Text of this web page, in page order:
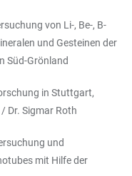
von Li-, Be-, B-
und Gesteinen der
Süd-Grönland
in Stuttgart,
Dr. Sigmar Roth
und
mit Hilfe der